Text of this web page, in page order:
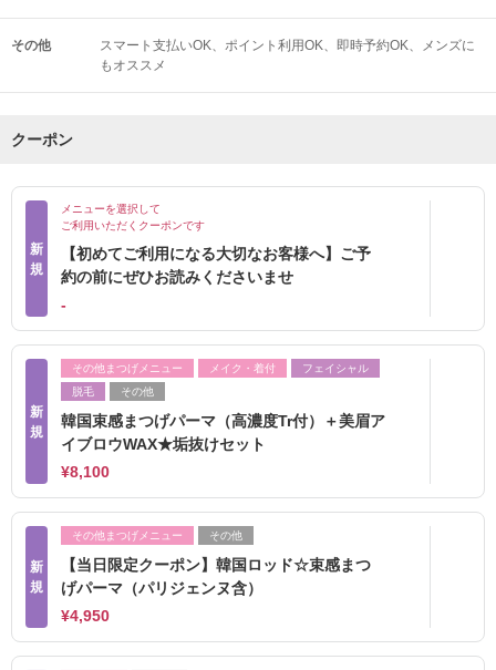
その他 スマート支払いOK ポイント利用OK 即時予約OK
メンズに
もオススメ
クーポン
新
規
メニューを選択して
ご利用いただくクーポンです
【初めてご利用になる大切なお客様へ】ご予
約の前にぜひお読みくださいませ
‐
新
規
その他まつげメニュー メイク・着付
フェイシャル
脱毛
その他
韓国束感まつげパーマ（高濃度Tr付）＋美眉ア
イブロウWAX★垢抜けセット
¥8,100
新
規
その他まつげメニュー その他
【当日限定クーポン】韓国ロッド☆束感まつ
げパーマ（パリジェンヌ含）
¥4,950